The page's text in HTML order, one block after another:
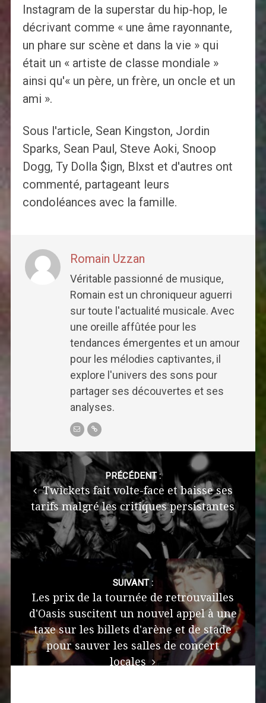
Instagram de la superstar du hip-hop, le
décrivant comme « une âme rayonnante,
un phare sur scène et dans la vie » qui
était un « artiste de classe mondiale »
ainsi qu'« un père, un frère, un oncle et un
ami ».
Sous l'article, Sean Kingston, Jordin
Sparks, Sean Paul, Steve Aoki, Snoop
Dogg, Ty Dolla $ign, Blxst et d'autres ont
commenté, partageant leurs
condoléances avec la famille.
Romain Uzzan
Véritable passionné de musique,
Romain est un chroniqueur aguerri
sur toute l'actualité musicale. Avec
une oreille affûtée pour les
tendances émergentes et un amour
pour les mélodies captivantes, il
explore l'univers des sons pour
partager ses découvertes et ses
analyses.
Post
navigation
PRÉCÉDENT :
Twickets fait volte-face et baisse ses
tarifs malgré les critiques persistantes
SUIVANT :
Les prix de la tournée de retrouvailles
d'Oasis suscitent un nouvel appel à une
taxe sur les billets d'arène et de stade
pour sauver les salles de concert
locales